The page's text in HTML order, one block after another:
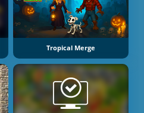
Tropical Merge